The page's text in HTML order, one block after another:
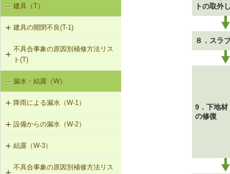
への交換
V-3-005 駐輪機からの音・振動の伝
搬を防止する措置
内装仕上材の汚損（I-1）
内装仕上材のひび割れ、はがれ等
（I-2）
建具（T）
建具の開閉不良(T-1)
T-1-001 丁番の取付け調整
T-1-002 丁番の取替え
T-1-003 ラッチボルト受金物の調整
T-1-004 錠の取替え
不具合事象の原因別補修方法リス
ト(T)
建具の開閉不良（T-1）
漏水・結露（W）
降雨による漏水（W-1）
W-1-401 けらば水切の再施工
W-1-402 軒先水切・軒どいの再施工
W-1-403 棟部下地の再施工
設備からの漏水（W-2）
W-2-001 混合水栓の接続部品の交換
W-2-002 給湯配管の取替え、再固定
結露（W-3）
W-3-001 防露型の便器・ロータンク
不具合事象の原因別補修方法リス
トの取外
８．スラ
9．下地材
の修復